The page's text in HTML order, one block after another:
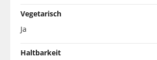
Vegetarisch
Ja
Haltbarkeit